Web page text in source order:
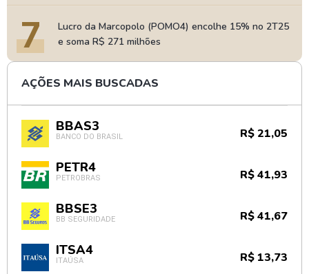
7
Lucro da Marcopolo (POMO4) encolhe 15% no 2T25
e soma R$ 271 milhões
AÇÕES MAIS BUSCADAS
BBAS3
BANCO DO BRASIL R$ 21,05
PETR4
PETROBRAS R$ 41,93
BBSE3
BB SEGURIDADE R$ 41,67
ITSA4
ITAÚSA R$ 13,73